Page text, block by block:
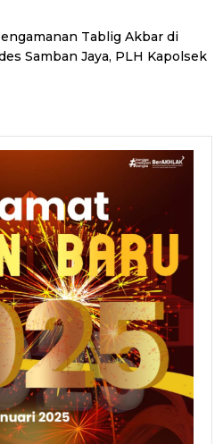
Tablig Akbar di
Samban Jaya, PLH Kapolsek
Imbauan Kamtibmas